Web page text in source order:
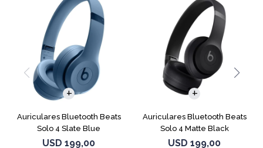
Auriculares Bluetooth Beats
Solo 4 Slate Blue
USD 199,00
Auriculares Bluetooth Beats
Solo 4 Matte Black
USD 199,00